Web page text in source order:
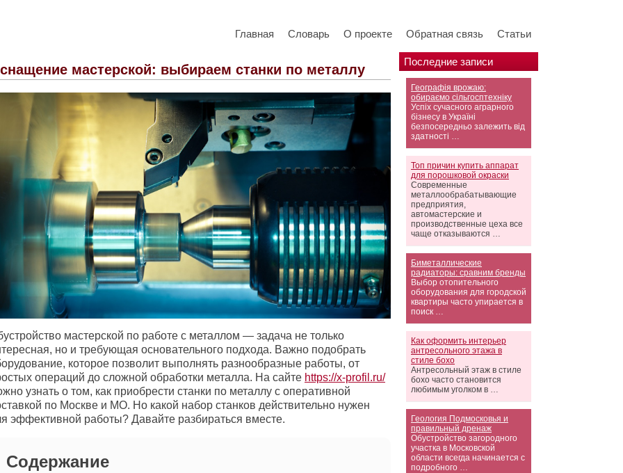
Главная Словарь О проекте Обратная связь Статьи
Последние записи
Географія врожаю:
обираємо сільгосптехніку
Успіх сучасного аграрного
бізнесу в Україні
безпосередньо залежить від
здатності …
Топ причин купить аппарат
для порошковой окраски
Современные
металлообрабатывающие
предприятия,
автомастерские и
производственные цеха все
чаще отказываются …
Биметаллические
радиаторы: сравним бренды
Выбор отопительного
оборудования для городской
квартиры часто упирается в
поиск …
Как оформить интерьер
антресольного этажа в
стиле бохо
Антресольный этаж в стиле
бохо часто становится
любимым уголком в …
Геология Подмосковья и
правильный дренаж
Обустройство загородного
участка в Московской
области всегда начинается с
подробного …
мастерской: выбираем станки по металлу
мастерской по работе с металлом — задача не только
но и требующая основательного подхода. Важно подобрать
которое позволит выполнять разнообразные работы, от
операций до сложной обработки металла. На сайте https://x-profil.ru/
узнать о том, как приобрести станки по металлу с оперативной
по Москве и МО. Но какой набор станков действительно нужен
эффективной работы? Давайте разбираться вместе.
Содержание